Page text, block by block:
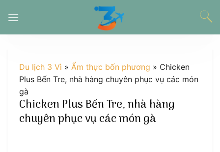
đến
Du lịch 3 Vì » Ẩm thực bốn phương » Chicken
Plus Bến Tre, nhà hàng chuyên phục vụ các món
gà
Chicken Plus Bến Tre, nhà hàng
chuyên phục vụ các món gà